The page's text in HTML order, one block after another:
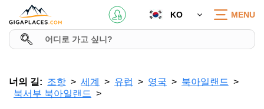
KO MENU
너의 길: 조항 세계 유럽 영국
북아일랜드
북서부 북아일랜드